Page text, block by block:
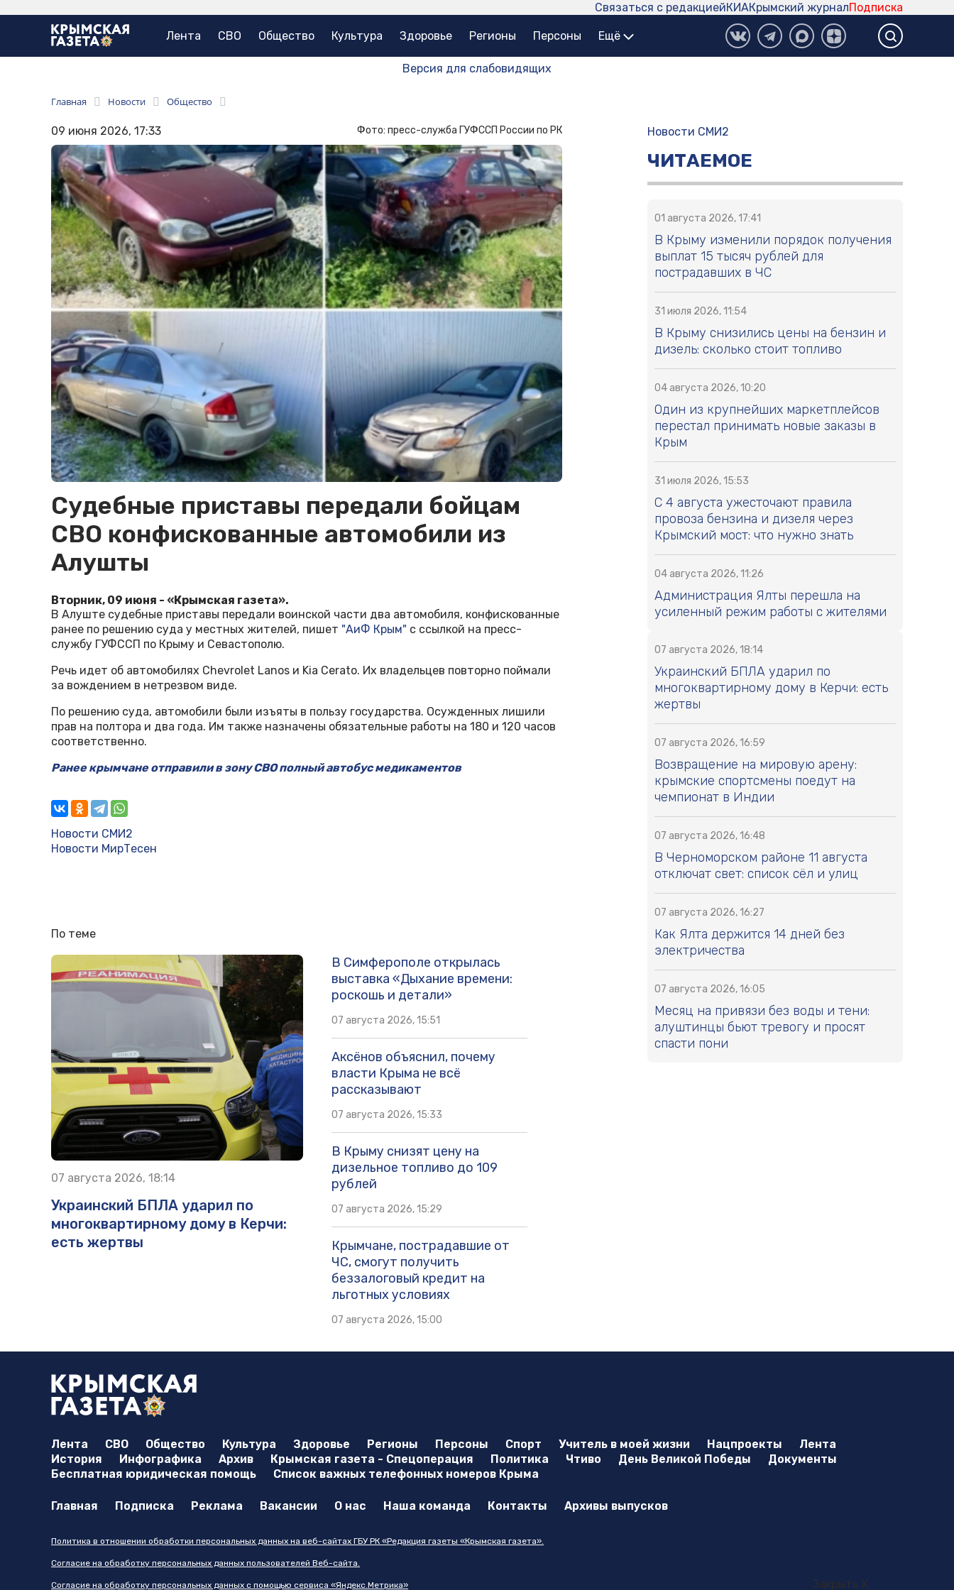
Подписка
Крымский журнал
КИА
Связаться с редакцией
Лента СВО Общество Культура Здоровье Регионы Персоны Ещё
Версия для слабовидящих
Главная Новости Общество
09 июня 2026, 17:33 Фото: пресс-служба ГУФССП России по РК
Судебные приставы передали бойцам
СВО конфискованные автомобили из
Алушты
Вторник, 09 июня - «Крымская газета».
В Алуште судебные приставы передали воинской части два автомобиля, конфискованные
ранее по решению суда у местных жителей, пишет "АиФ Крым" с ссылкой на пресс-
службу ГУФССП по Крыму и Севастополю.
Речь идет об автомобилях Chevrolet Lanos и Kia Cerato. Их владельцев повторно поймали
за вождением в нетрезвом виде.
По решению суда, автомобили были изъяты в пользу государства. Осужденных лишили
прав на полтора и два года. Им также назначены обязательные работы на 180 и 120 часов
соответственно.
Ранее крымчане отправили в зону СВО полный автобус медикаментов
Новости СМИ2
Новости МирТесен
По теме
07 августа 2026, 18:14
Украинский БПЛА ударил по
многоквартирному дому в Керчи:
есть жертвы
В Симферополе открылась
выставка «Дыхание времени:
роскошь и детали»
07 августа 2026, 15:51
Аксёнов объяснил, почему
власти Крыма не всё
рассказывают
07 августа 2026, 15:33
В Крыму снизят цену на
дизельное топливо до 109
рублей
07 августа 2026, 15:29
Крымчане, пострадавшие от
ЧС, смогут получить
беззалоговый кредит на
льготных условиях
07 августа 2026, 15:00
Новости СМИ2
ЧИТАЕМОЕ
01 августа 2026, 17:41
В Крыму изменили порядок получения
выплат 15 тысяч рублей для
пострадавших в ЧС
31 июля 2026, 11:54
В Крыму снизились цены на бензин и
дизель: сколько стоит топливо
04 августа 2026, 10:20
Один из крупнейших маркетплейсов
перестал принимать новые заказы в
Крым
31 июля 2026, 15:53
С 4 августа ужесточают правила
провоза бензина и дизеля через
Крымский мост: что нужно знать
04 августа 2026, 11:26
Администрация Ялты перешла на
усиленный режим работы с жителями
07 августа 2026, 18:14
Украинский БПЛА ударил по
многоквартирному дому в Керчи: есть
жертвы
07 августа 2026, 16:59
Возвращение на мировую арену:
крымские спортсмены поедут на
чемпионат в Индии
07 августа 2026, 16:48
В Черноморском районе 11 августа
отключат свет: список сёл и улиц
07 августа 2026, 16:27
Как Ялта держится 14 дней без
электричества
07 августа 2026, 16:05
Месяц на привязи без воды и тени:
алуштинцы бьют тревогу и просят
спасти пони
Закрыть X
Лента СВО Общество Культура Здоровье Регионы Персоны Спорт Учитель в моей жизни Нацпроекты
Лента
История
Инфографика Архив Крымская газета - Спецоперация Политика Чтиво День Великой Победы
Документы
Бесплатная юридическая помощь
Список важных телефонных номеров Крыма
Главная Подписка Реклама Вакансии О нас Наша команда Контакты Архивы выпусков
Политика в отношении обработки персональных данных на веб-сайтах ГБУ РК «Редакция газеты «Крымская газета».
Согласие на обработку персональных данных пользователей Веб-сайта.
Согласие на обработку персональных данных с помощью сервиса «Яндекс.Метрика»